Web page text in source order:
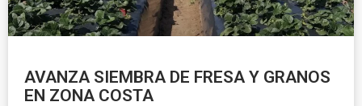
AVANZA SIEMBRA DE FRESA Y GRANOS
EN ZONA COSTA